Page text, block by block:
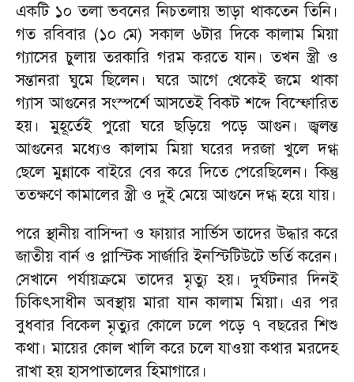
একটি ১০ তলা ভবনের নিচতলায় ভাড়া থাকতেন তিনি।
গত রবিবার (১০ মে) সকাল ৬টার দিকে কালাম মিয়া
গ্যাসের চুলায় তরকারি গরম করতে যান। তখন স্ত্রী ও
সন্তানরা ঘুমে ছিলেন। ঘরে আগে থেকেই জমে থাকা
গ্যাস আগুনের সংস্পর্শে আসতেই বিকট শব্দে বিস্ফোরিত
হয়। মুহূর্তেই পুরো ঘরে ছড়িয়ে পড়ে আগুন। জ্বলন্ত
আগুনের মধ্যেও কালাম মিয়া ঘরের দরজা খুলে দগ্ধ
ছেলে মুন্নাকে বাইরে বের করে দিতে পেরেছিলেন। কিন্তু
ততক্ষণে কামালের স্ত্রী ও দুই মেয়ে আগুনে দগ্ধ হয়ে যায়।
পরে স্থানীয় বাসিন্দা ও ফায়ার সার্ভিস তাদের উদ্ধার করে
জাতীয় বার্ন ও প্লাস্টিক সার্জারি ইনস্টিটিউটে ভর্তি করেন।
সেখানে পর্যায়ক্রমে তাদের মৃত্যু হয়। দুর্ঘটনার দিনই
চিকিৎসাধীন অবস্থায় মারা যান কালাম মিয়া। এর পর
বুধবার বিকেল মৃত্যুর কোলে ঢলে পড়ে ৭ বছরের শিশু
কথা। মায়ের কোল খালি করে চলে যাওয়া কথার মরদেহ
রাখা হয় হাসপাতালের হিমাগারে।